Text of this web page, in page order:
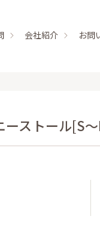
会社紹介 お問
ストール[S